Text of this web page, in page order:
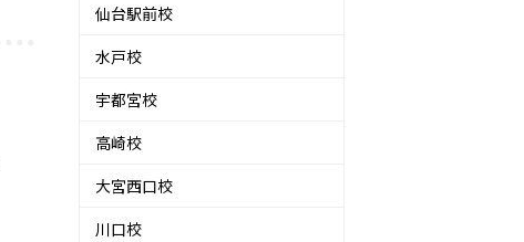
仙台駅前校
水戸校
宇都宮校
高崎校
大宮西口校
川口校